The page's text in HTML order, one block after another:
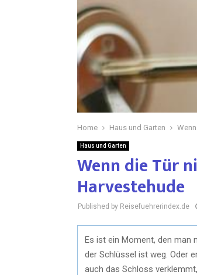
Home Haus und Garten
Haus und Garten
Wenn die Tür
Harvestehude
Published by Reisefuehrerindex.de
Es ist ein Moment, den man
der Schlüssel ist weg. Oder
auch das Schloss